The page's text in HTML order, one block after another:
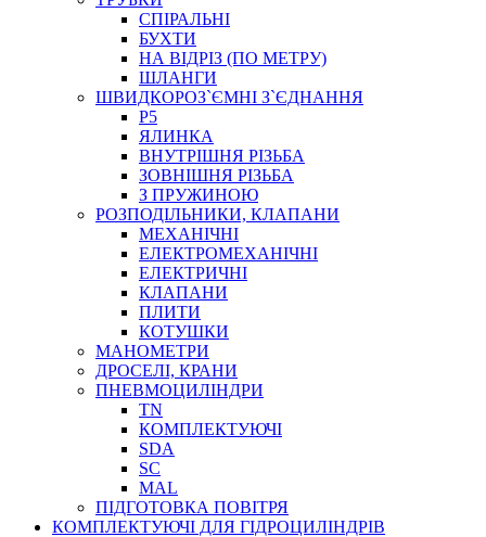
СПІРАЛЬНІ
БУХТИ
НА ВІДРІЗ (ПО МЕТРУ)
ШЛАНГИ
ШВИДКОРОЗ`ЄМНІ З`ЄДНАННЯ
P5
ЯЛИНКА
ВНУТРІШНЯ РІЗЬБА
ЗОВНІШНЯ РІЗЬБА
З ПРУЖИНОЮ
РОЗПОДІЛЬНИКИ, КЛАПАНИ
МЕХАНІЧНІ
ЕЛЕКТРОМЕХАНІЧНІ
ЕЛЕКТРИЧНІ
КЛАПАНИ
ПЛИТИ
КОТУШКИ
МАНОМЕТРИ
ДРОСЕЛІ, КРАНИ
ПНЕВМОЦИЛІНДРИ
TN
КОМПЛЕКТУЮЧІ
SDA
SC
MAL
ПІДГОТОВКА ПОВІТРЯ
КОМПЛЕКТУЮЧІ ДЛЯ ГІДРОЦИЛІНДРІВ